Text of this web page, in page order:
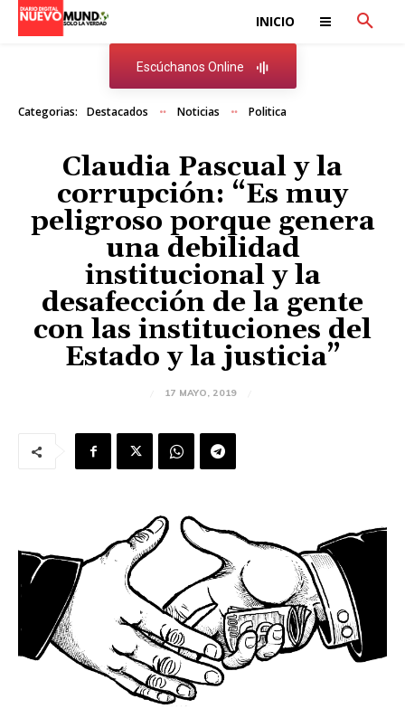
INICIO
Escúchanos Online
Categorias: Destacados Noticias Politica
Claudia Pascual y la
corrupción: “Es muy
peligroso porque genera
una debilidad
institucional y la
desafección de la gente
con las instituciones del
Estado y la justicia”
17 MAYO, 2019